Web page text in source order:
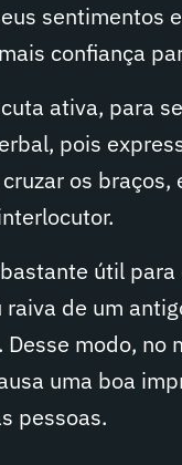
sentimentos
confiança
ativa, para
pois
os
útil
de um
Desse modo,
uma boa
pessoas.